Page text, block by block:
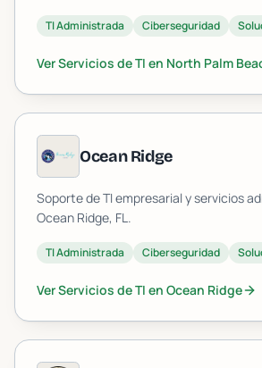
TI Administrada Ciberseguridad
Ver Servicios de TI en North Palm
Ocean Ridge
Soporte de TI empresarial y servicios
Ocean Ridge, FL.
TI Administrada Ciberseguridad
Ver Servicios de TI en Ocean Ridge